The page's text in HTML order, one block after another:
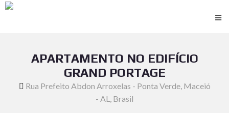
APARTAMENTO NO EDIFÍCIO
GRAND PORTAGE
Rua Prefeito Abdon Arroxelas - Ponta Verde, Maceió
- AL, Brasil